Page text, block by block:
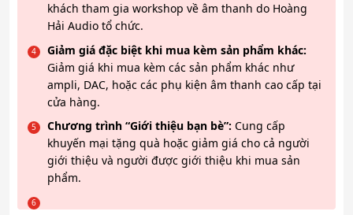
khách tham gia workshop về âm thanh do Hoàng
Hải Audio tổ chức.
Giảm giá đặc biệt khi mua kèm sản phẩm khác:
Giảm giá khi mua kèm các sản phẩm khác như
ampli, DAC, hoặc các phụ kiện âm thanh cao cấp tại
cửa hàng.
Chương trình “Giới thiệu bạn bè”: Cung cấp
khuyến mại tặng quà hoặc giảm giá cho cả người
giới thiệu và người được giới thiệu khi mua sản
phẩm.